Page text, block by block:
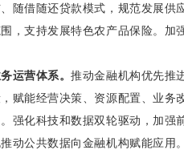
随借随还贷款模式，规范发展供
，支持发展特色农产品保险。加
运营体系。推动金融机构优先推
赋能经营决策、资源配置、业务
强化科技和数据双轮驱动，加强
动公共数据向金融机构赋能应用